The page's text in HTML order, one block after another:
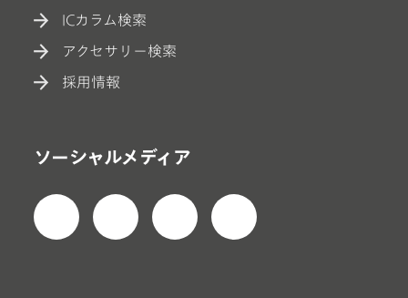
ICカラム検索
アクセサリー検索
採用情報
ソーシャルメディア